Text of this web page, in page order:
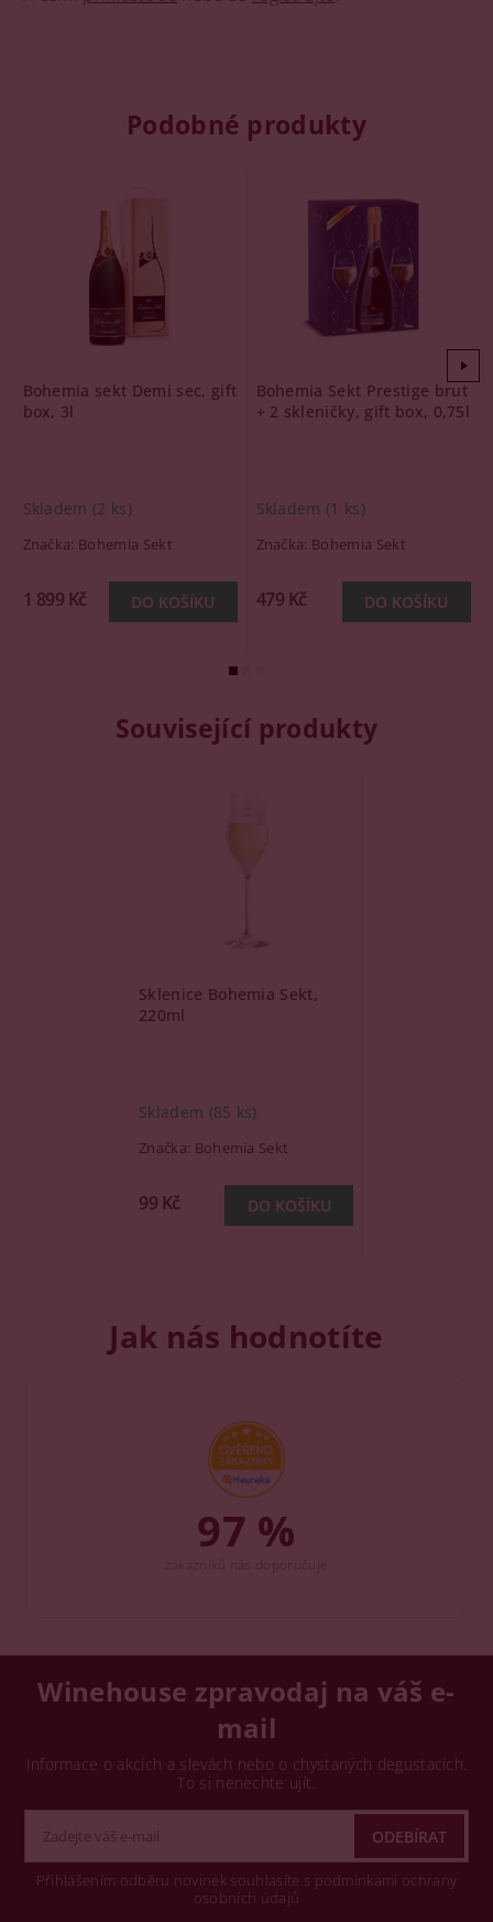
Podobné produkty
Bohemia sekt Demi sec, gift
box, 3l
Skladem (2 ks)
Značka: Bohemia Sekt
1 899 Kč
Bohemia Sekt Prestige brut
+ 2 skleničky, gift box, 0,75l
Skladem (1 ks)
Značka: Bohemia Sekt
479 Kč
Související produkty
Sklenice Bohemia Sekt,
220ml
Skladem (85 ks)
Značka: Bohemia Sekt
99 Kč
Jak nás hodnotíte
97 %
Winehouse zpravodaj na váš e-
mail
Informace o akcích a slevách nebo o chystaných degustacích.
To si nenechte ujít.
Přihlášením odběru novinek souhlasíte s podmínkami ochrany
osobních údajů